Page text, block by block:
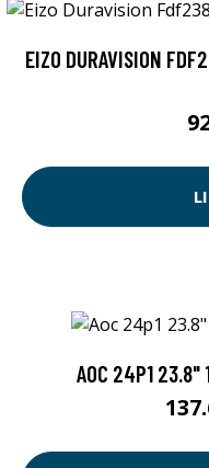
EIZO DURAVISION
AOC 24P1 23.8"